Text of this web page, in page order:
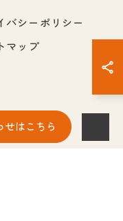
せはこちら
バシーポリシー
マップ